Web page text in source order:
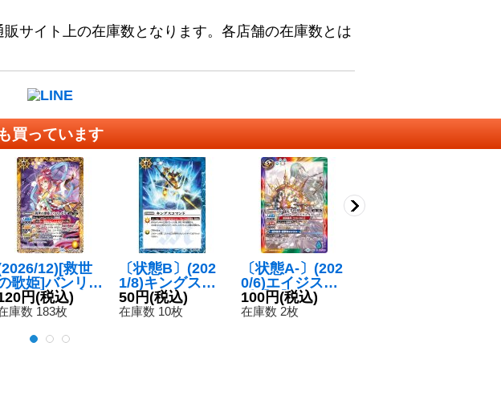
サイト上の在庫数となります。各店舗の在庫数とは
買っています
12)[救世
歌姫]バンリ・
ル(BSC51収
)【M】{BSC3
円(税込)
庫数 183枚
〔状態B〕(202
1/8)キングスコ
マンド(BSC38
収録)【R】{SD
50円(税込)
在庫数 10枚
〔状態A-〕(202
0/6)エイジスの
盾【R】{BS51-
083}《多》
100円(税込)
在庫数 2枚